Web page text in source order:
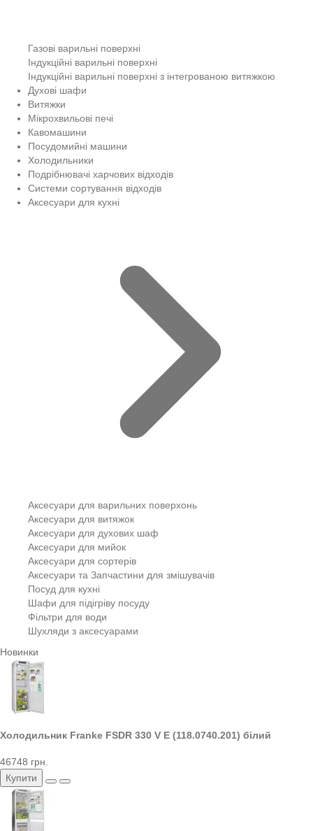
Газові варильні поверхні
Індукційні варильні поверхні
Індукційні варильні поверхні з інтегрованою витяжкою
Духові шафи
Витяжки
Мікрохвильові печі
Кавомашини
Посудомийні машини
Холодильники
Подрібнювачі харчових відходів
Системи сортування відходів
Аксесуари для кухні
Аксесуари для варильних поверхонь
Аксесуари для витяжок
Аксесуари для духових шаф
Аксесуари для мийок
Аксесуари для сортерів
Аксесуари та Запчастини для змішувачів
Посуд для кухні
Шафи для підігріву посуду
Фільтри для води
Шухляди з аксесуарами
Новинки
Холодильник Franke FSDR 330 V E (118.0740.201) білий
46748 грн.
Купити